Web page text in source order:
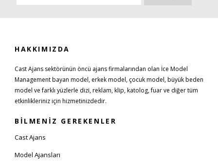
HAKKIMIZDA
Cast Ajans sektörünün öncü ajans firmalarından olan İce Model
Management bayan model, erkek model, çocuk model, büyük beden
model ve farklı yüzlerle dizi, reklam, klip, katolog, fuar ve diğer tüm
etkinlikleriniz için hizmetinizdedir.
BİLMENİZ GEREKENLER
Cast Ajans
Model Ajansları